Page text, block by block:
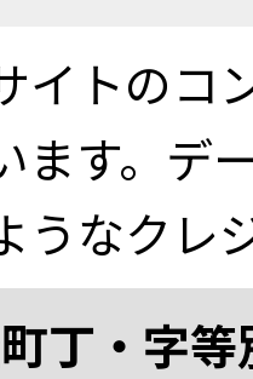
イトのコ
ます。デ
うなクレ
町丁・字